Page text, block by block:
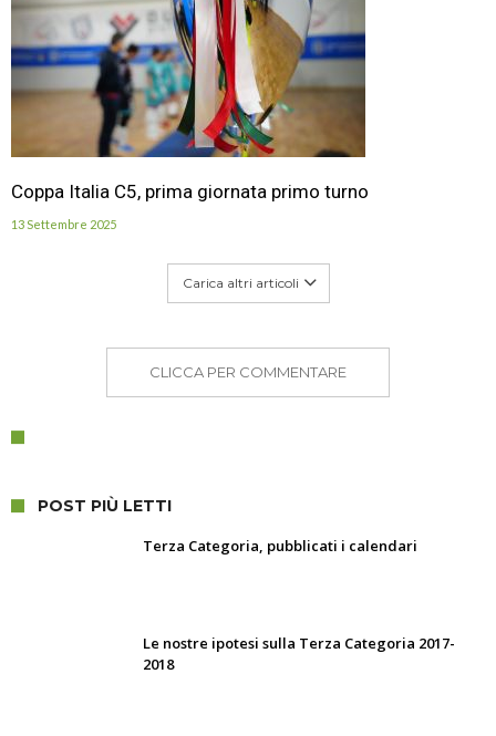
Coppa Italia C5, prima giornata primo turno
13 Settembre 2025
Carica altri articoli
CLICCA PER COMMENTARE
POST PIÙ LETTI
Terza Categoria, pubblicati i calendari
Le nostre ipotesi sulla Terza Categoria 2017-
2018